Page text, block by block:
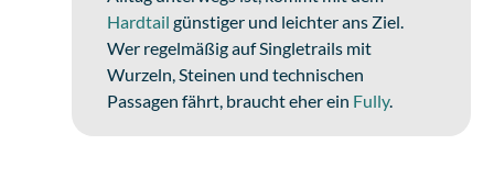
Hardtail günstiger und leichter ans Ziel.
Wer regelmäßig auf Singletrails mit
Wurzeln, Steinen und technischen
Passagen fährt, braucht eher ein Fully.